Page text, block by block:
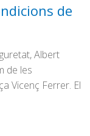
de
Albert
de les
Vicenç Ferrer. El